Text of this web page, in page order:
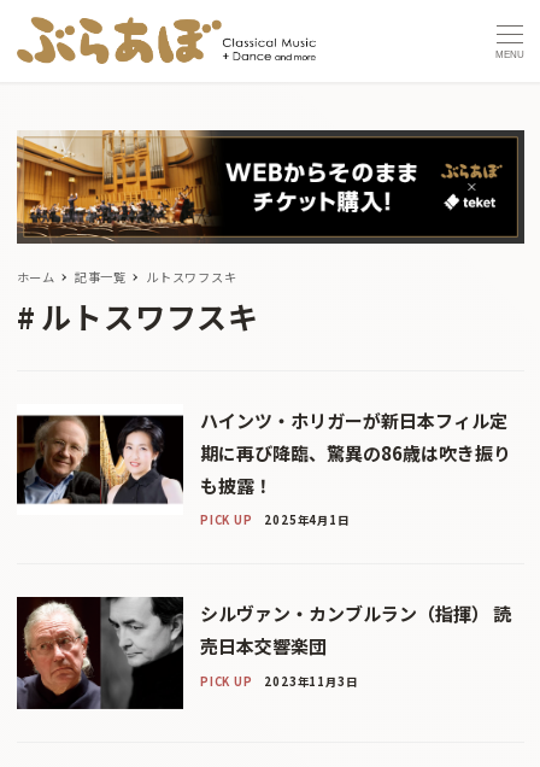
MENU
ホーム 記事一覧 ルトスワフスキ
ルトスワフスキ
ハインツ・ホリガーが新日本フィル定
期に再び降臨、驚異の86歳は吹き振り
も披露！
PICK UP 2025年4月1日
シルヴァン・カンブルラン（指揮） 読
売日本交響楽団
PICK UP 2023年11月3日